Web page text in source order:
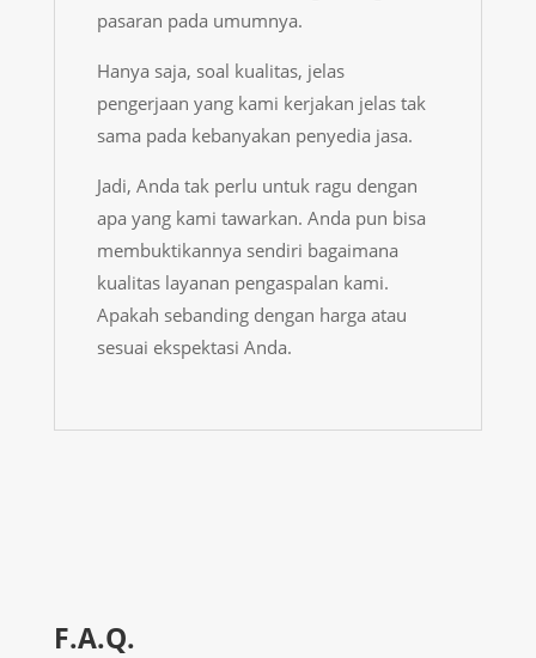
pasaran pada umumnya.
Hanya saja, soal kualitas, jelas
pengerjaan yang kami kerjakan jelas tak
sama pada kebanyakan penyedia jasa.
Jadi, Anda tak perlu untuk ragu dengan
apa yang kami tawarkan. Anda pun bisa
membuktikannya sendiri bagaimana
kualitas layanan pengaspalan kami.
Apakah sebanding dengan harga atau
sesuai ekspektasi Anda.
F.A.Q.